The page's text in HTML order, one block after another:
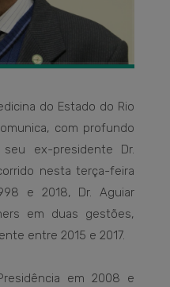
do Estado do Rio
com profundo
ex-presidente Dr.
nesta terça-feira
e 2018, Dr. Aguiar
em duas gestões,
entre 2015 e 2017.
em 2008 e